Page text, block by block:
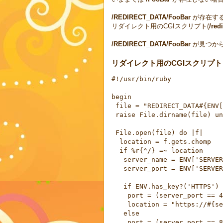
/REDIRECT_DATA/FooBar が存在す
リダイレクト用のCGIスクリプト(/
/REDIRECT_DATA/FooBar が見つか
リダイレクト用のCGIスクリプ
#!/usr/bin/ruby
begin
file =
raise File.dirname(file)
File.open(file) do |f|
  location = f.gets.chomp
  if %r{^/} =~ location
server_name =
server_port =
if ENV.has_key?('HTTPS')
port = (server_port ==
location = "https://
   else